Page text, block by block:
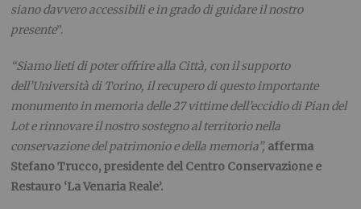
siano davvero accessibili e in grado di guidare il nostro
presente”.
“Siamo lieti di poter offrire alla Città, con il supporto
dell’Università di Torino, il recupero di questo importante
monumento in memoria delle 27 vittime dell’eccidio di Pian del
Lot e rinnovare il nostro sostegno al territorio nella
conservazione del patrimonio e della memoria”, afferma
Stefano Trucco, presidente del Centro Conservazione e
Restauro ‘La Venaria Reale’.